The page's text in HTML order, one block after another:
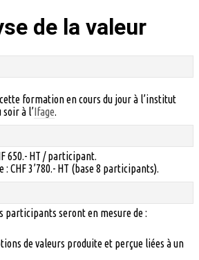
de la valeur
formation en cours du jour à l’institut
à l’Ifage.
650.- HT / participant.
CHF 3’780.- HT (base 8 participants).
participants seront en mesure de :
de valeurs produite et perçue liées à un